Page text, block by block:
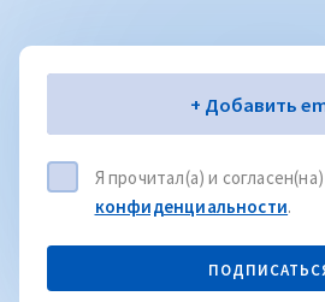
Электронная почта
+ Добавить
Я прочитал(а) и
конфиденциальности.